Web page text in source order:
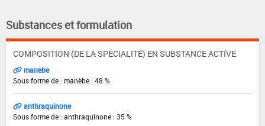
Substances et formulation
COMPOSITION (DE LA SPÉCIALITÉ) EN SUBSTANCE ACTIVE
manebe
Sous forme de : manèbe : 48 %
anthraquinone
Sous forme de : anthraquinone : 35 %